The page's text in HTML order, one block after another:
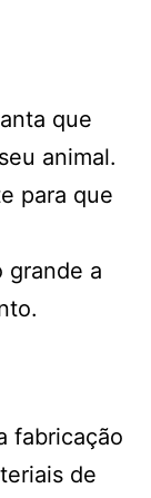
que
animal.
para que
grande a
fabricação
de